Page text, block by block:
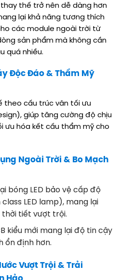
thế trở nên dễ dàng hơn
lại khả năng tương thích
các module ngoài trời từ
sản phẩm mà không cần
quá nhiều.
Độc Đáo & Thẩm Mỹ
theo cấu trúc vân tối ưu
giúp tăng cường độ chịu
ưu hóa kết cấu thẩm mỹ cho
Ngoài Trời & Bo Mạch
bóng LED bảo vệ cấp độ
LED lamp), mang lại
thời tiết vượt trội.
kiểu mới mang lại độ tin cậy
ổn định hơn.
Vượt Trội & Trải